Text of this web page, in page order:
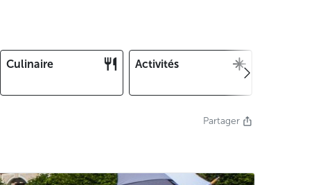
Culinaire Activités
Partager